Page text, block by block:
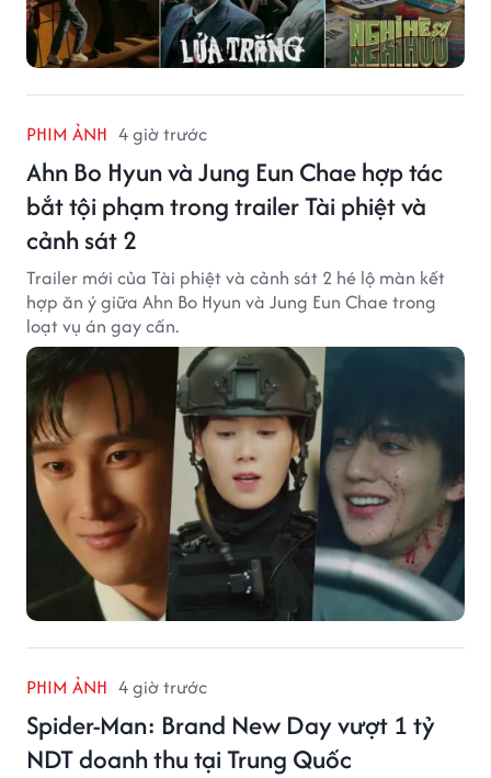
PHIM ẢNH 4 giờ trước
Ahn Bo Hyun và Jung Eun Chae hợp tác
bắt tội phạm trong trailer Tài phiệt và
cảnh sát 2
Trailer mới của Tài phiệt và cảnh sát 2 hé lộ màn kết
hợp ăn ý giữa Ahn Bo Hyun và Jung Eun Chae trong
loạt vụ án gay cấn.
PHIM ẢNH 4 giờ trước
Spider-Man: Brand New Day vượt 1 tỷ
NDT doanh thu tại Trung Quốc